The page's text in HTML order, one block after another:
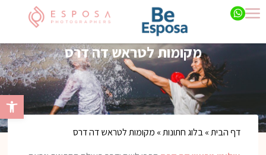
פתח
מקומות לטראש דה דרס
דף הבית»בלוג חתונות» מקומות לטראש דה דרס